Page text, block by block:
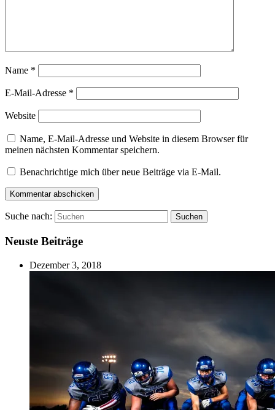
Name *
E-Mail-Adresse *
Website
Name, E-Mail-Adresse und Website in diesem Browser für
meinen nächsten Kommentar speichern.
Benachrichtige mich über neue Beiträge via E-Mail.
Suche nach: Suchen
Neuste Beiträge
Dezember 3, 2018